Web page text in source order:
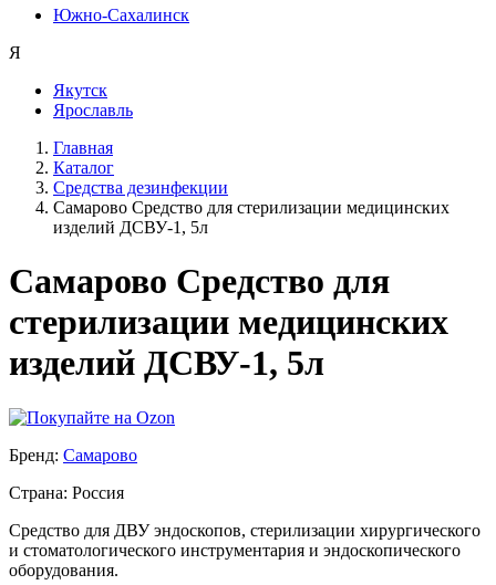
Южно-Сахалинск
Я
Якутск
Ярославль
Главная
Каталог
Средства дезинфекции
Самарово Средство для стерилизации медицинских
изделий ДСВУ-1, 5л
Самарово Средство для
стерилизации медицинских
изделий ДСВУ-1, 5л
Бренд: Самарово
Страна: Россия
Средство для ДВУ эндоскопов, стерилизации хирургического
и стоматологического инструментария и эндоскопического
оборудования.